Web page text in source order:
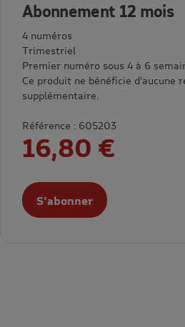
Abonnement 12 mois
4 numéros
Trimestriel
Premier numéro sous 4 à 6
Ce produit ne bénéficie d’aucune
supplémentaire.
Référence : 605203
16,80 €
S'abonner